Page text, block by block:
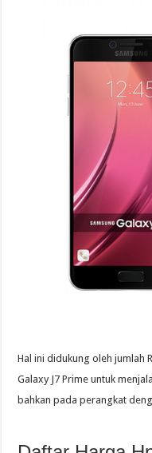
Hal ini didukung oleh jumlah
Galaxy J7 Prime untuk
bahkan pada perangkat